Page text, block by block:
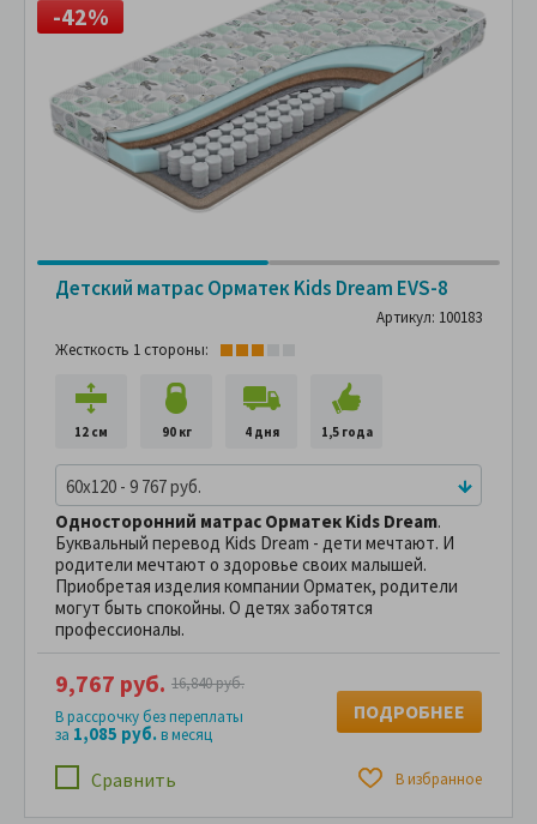
-42%
Детский матрас Орматек Kids Dream EVS-8
Артикул: 100183
Жесткость 1 стороны:
12 см 90 кг 4 дня 1,5 года
60x120 - 9 767 руб.
Односторонний матрас Орматек Kids Dream.
Буквальный перевод Kids Dream - дети мечтают. И
родители мечтают о здоровье своих малышей.
Приобретая изделия компании Орматек, родители
могут быть спокойны. О детях заботятся
профессионалы.
Сравнить В избранное
9,767 руб. 16,840 руб.
В рассрочку без переплаты
за 1,085 руб.в месяц
ПОДРОБНЕЕ